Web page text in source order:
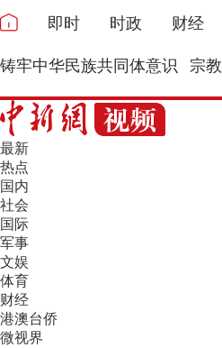
即时 时政 财经
铸牢中华民族共同体意识 宗教
最新
热点
国内
社会
国际
军事
文娱
体育
财经
港澳台侨
微视界